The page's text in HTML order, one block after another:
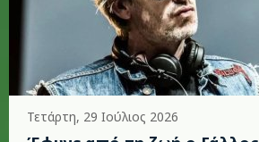
Τετάρτη, 29 Ιούλιος 2026